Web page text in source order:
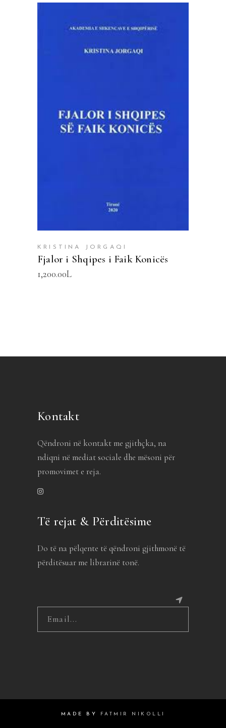
SHTOJE NË SHPORTË
KRISTINA JORGAQI
Fjalor i Shqipes i Faik Konicës
1,200.00L
Kontakt
Qëndroni në kontakt me gjithçka, na
ndiqni në mediat sociale dhe mësoni për
promovimet e reja.
Të rejat & Përditësime
Do të na pëlqente të qëndroni gjithmonë të
përditësuar me librarinë tonë.
MADE BY FATMIR NIKOLLI